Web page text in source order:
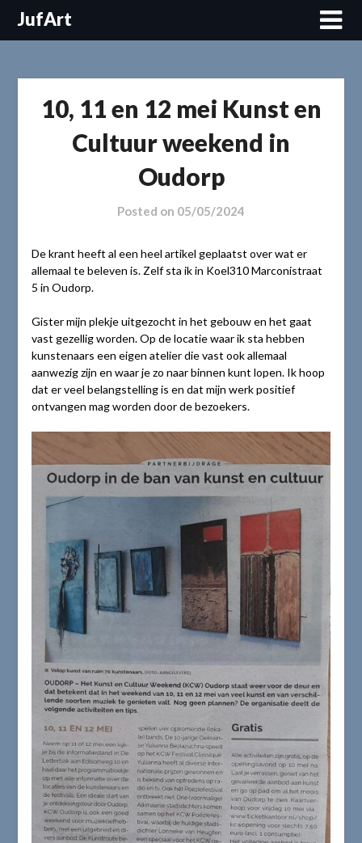
SkipJufArt
10, 11 en 12 mei Kunst en
Cultuur weekend in
Oudorp
Posted on 05/05/2024
De krant heeft al een heel artikel geplaatst over wat er
allemaal te beleven is. Zelf sta ik in Koel310 Marconistraat
5 in Oudorp.
Gister mijn plekje uitgezocht in het gebouw en het gaat
vast gezellig worden. Op de locatie waar ik sta hebben
kunstenaars een eigen atelier die vast ook allemaal
aanwezig zijn en waar je zo naar binnen kunt lopen. Ik hoop
dat er veel belangstelling is en dat mijn werk positief
ontvangen mag worden door de bezoekers.